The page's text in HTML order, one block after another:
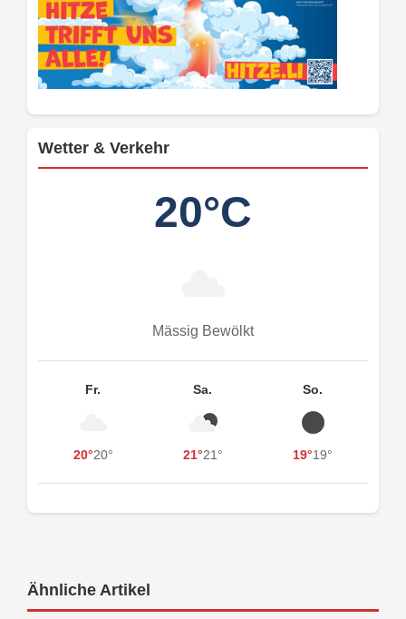
Wetter & Verkehr
20°C
Mässig Bewölkt
Fr.
20°20°
Sa.
21°21°
So.
19°19°
Ähnliche Artikel